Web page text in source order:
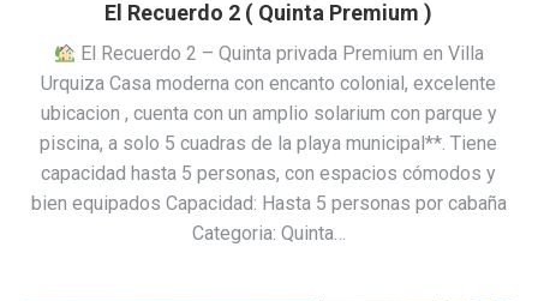
El Recuerdo 2 ( Quinta Premium )
El Recuerdo 2 – Quinta privada Premium en Villa
Urquiza Casa moderna con encanto colonial, excelente
ubicacion , cuenta con un amplio solarium con parque y
piscina, a solo 5 cuadras de la playa municipal**. Tiene
capacidad hasta 5 personas, con espacios cómodos y
bien equipados Capacidad: Hasta 5 personas por cabaña
Categoria: Quinta…